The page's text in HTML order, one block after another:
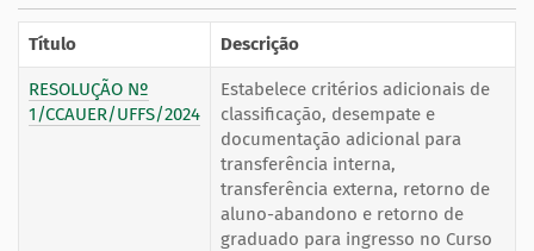
Título Descrição
RESOLUÇÃO Nº
1/CCAUER/UFFS/2024
Estabelece critérios adicionais de
classificação, desempate e
documentação adicional para
transferência interna,
transferência externa, retorno de
aluno-abandono e retorno de
graduado para ingresso no Curso